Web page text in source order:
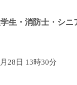
生・消防士・シ
28日 13時30分